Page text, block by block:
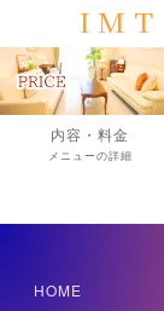
IMT
内容・料金
メニューの詳細
HOME